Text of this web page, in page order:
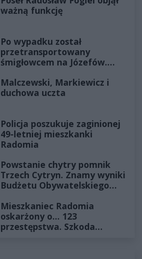
ważną funkcję
Po wypadku został
przetransportowany
śmigłowcem na Józefów.
Malczewski, Markiewicz i
duchowa uczta
Policja poszukuje zaginionej
49-letniej mieszkanki
Radomia
Powstanie chytry pomnik
Trzech Cytryn. Znamy wyniki
Budżetu Obywatelskiego
Mieszkaniec Radomia
oskarżony o... 123
przestępstwa. Szkoda